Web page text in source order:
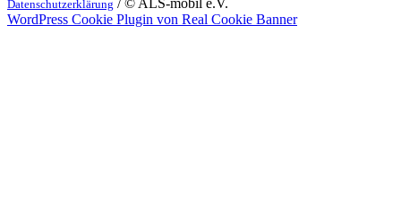
Datenschutzerklärung
WordPress Cookie Plugin von Real Cookie Banner